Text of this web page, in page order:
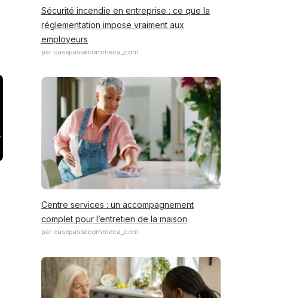
Sécurité incendie en entreprise : ce que la
réglementation impose vraiment aux
employeurs
par casepassecommeca_com
Centre services : un accompagnement
complet pour l’entretien de la maison
par casepassecommeca_com